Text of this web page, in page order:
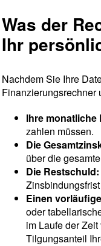
Was der
Ihr
Nachdem Sie Ihre
Finanzierungsrechner
Ihre monatliche
zahlen müssen.
Die
über die
Die Restschuld:
Einen
oder
im Laufe der
Tilgungsanteil